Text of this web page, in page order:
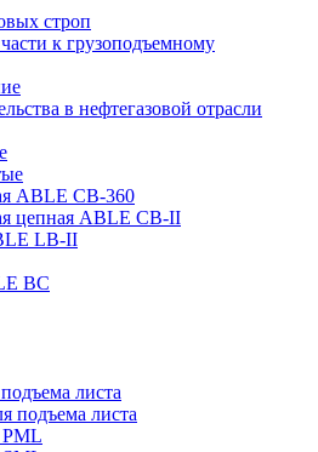
строп
к грузоподъемному
в нефтегазовой отрасли
ABLE CB-360
цепная ABLE CB-II
LB-II
BC
листа
подъема листа